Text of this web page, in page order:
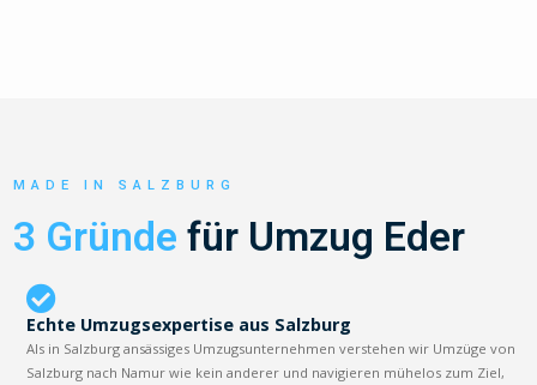
MADE IN SALZBURG
3 Gründe für Umzug Eder
Echte Umzugsexpertise aus Salzburg
Als in Salzburg ansässiges Umzugsunternehmen verstehen wir Umzüge von
Salzburg nach Namur wie kein anderer und navigieren mühelos zum Ziel,